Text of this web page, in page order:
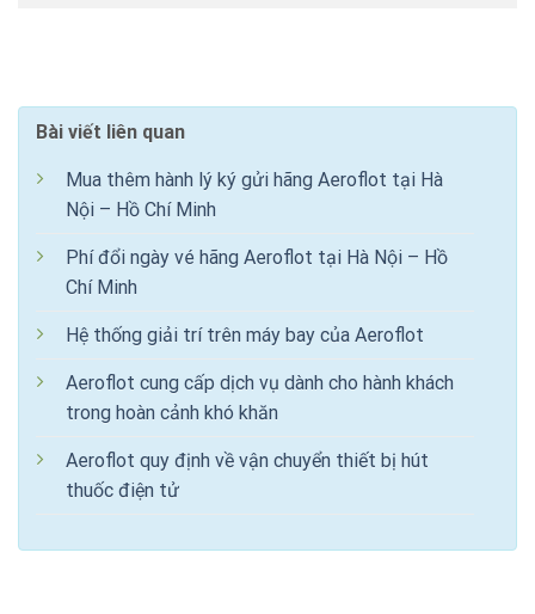
Bài viết liên quan
Mua thêm hành lý ký gửi hãng Aeroflot tại Hà
Nội – Hồ Chí Minh
Phí đổi ngày vé hãng Aeroflot tại Hà Nội – Hồ
Chí Minh
Hệ thống giải trí trên máy bay của Aeroflot
Aeroflot cung cấp dịch vụ dành cho hành khách
trong hoàn cảnh khó khăn
Aeroflot quy định về vận chuyển thiết bị hút
thuốc điện tử